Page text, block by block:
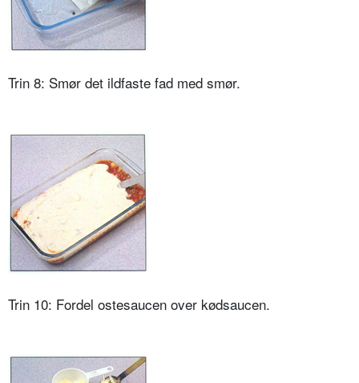
Trin 8: Smør det ildfaste fad med smør.
Trin 10: Fordel ostesaucen over kødsaucen.